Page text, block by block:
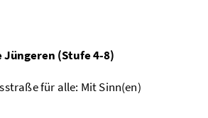
Jüngeren (Stufe 4-8)
für alle: Mit Sinn(en)